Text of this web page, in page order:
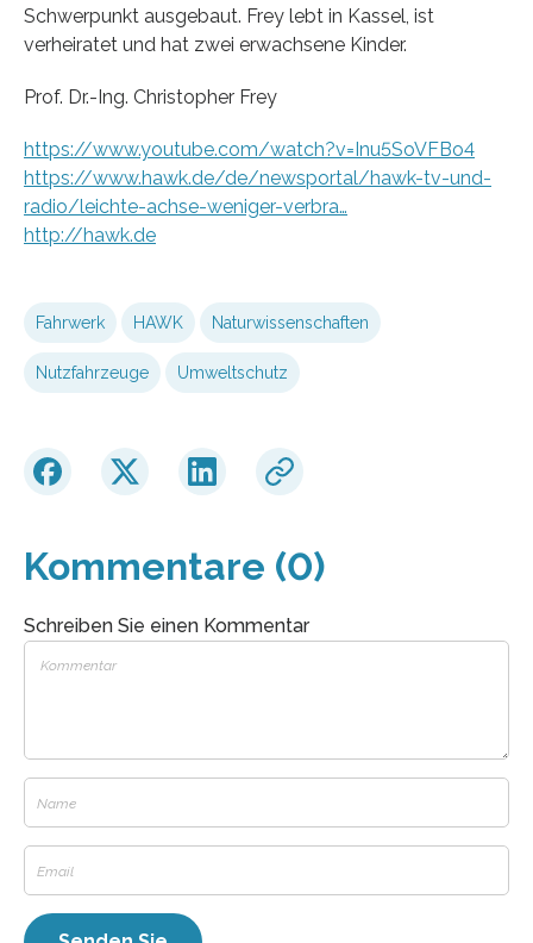
Schwerpunkt ausgebaut. Frey lebt in Kassel, ist
verheiratet und hat zwei erwachsene Kinder.
Prof. Dr.-Ing. Christopher Frey
https://www.youtube.com/watch?v=Inu5SoVFBo4
https://www.hawk.de/de/newsportal/hawk-tv-und-
radio/leichte-achse-weniger-verbra…
http://hawk.de
Fahrwerk HAWK Naturwissenschaften
Nutzfahrzeuge Umweltschutz
Kommentare (0)
Schreiben Sie einen Kommentar